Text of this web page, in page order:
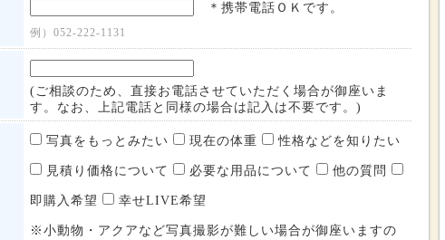
＊携帯電話ＯＫです。
例）052-222-1131
(ご相談のため、直接お電話させていただく場合が御座いま
す。なお、上記電話と同様の場合は記入は不要です。)
写真をもっとみたい 現在の体重 性格などを知りたい
見積り価格について 必要な用品について 他の質問
即購入希望 幸せLIVE希望
※小動物・アクアなど写真撮影が難しい場合が御座いますの